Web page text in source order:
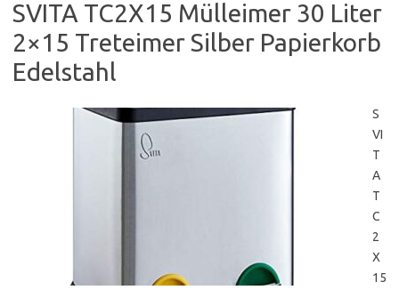
SVITA TC2X15 Mülleimer 30 Liter
2×15 Treteimer Silber Papierkorb
Edelstahl
S
VI
T
A
T
C
2
X
15